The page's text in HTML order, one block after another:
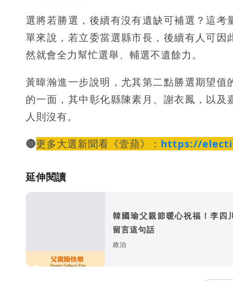
選將若勝選，後續有沒有遺缺可補選？這
單來說，若立委當選縣市長，後續有人可
然就會全力幫忙選舉、輔選不遺餘力。
黃暐瀚進一步說明，尤其第二點勝選期望
的一面，其中彰化縣陳素月、謝衣鳳，以
人則沒有。
🔴更多大選新聞看《壹蘋》： https://
延伸閱讀
韓國瑜父親節暖心祝福！李四川
留言這句話
政治